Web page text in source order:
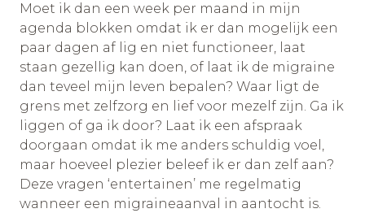
Moet ik dan een week per maand in mijn
agenda blokken omdat ik er dan mogelijk een
paar dagen af lig en niet functioneer, laat
staan gezellig kan doen, of laat ik de migraine
dan teveel mijn leven bepalen? Waar ligt de
grens met zelfzorg en lief voor mezelf zijn. Ga ik
liggen of ga ik door? Laat ik een afspraak
doorgaan omdat ik me anders schuldig voel,
maar hoeveel plezier beleef ik er dan zelf aan?
Deze vragen ‘entertainen’ me regelmatig
wanneer een migraineaanval in aantocht is.